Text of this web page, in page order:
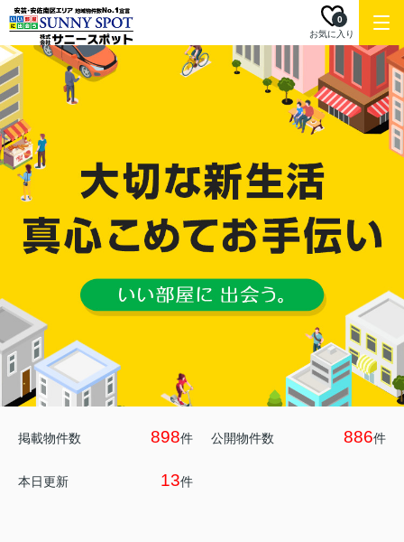
お気に入り
0
掲載物件数 898件 公開物件数 886件
本日更新 13件